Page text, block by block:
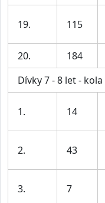
19. 115
20. 184
Dívky 7 - 8 let -
1. 14
2. 43
3. 7